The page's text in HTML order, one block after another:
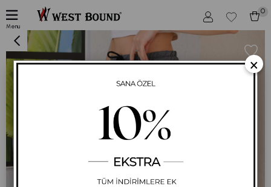
Menu
0
Kadın Günlük Jogger Eşofman Altı Antrasit
×